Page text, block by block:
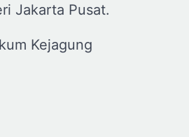
Jakarta Pusat.
Kejagung